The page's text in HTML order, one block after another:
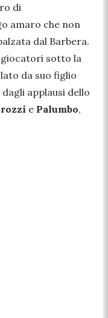
di
amaro che non
dal Barbera.
sotto la
da suo figlio
applausi dello
e Palumbo,